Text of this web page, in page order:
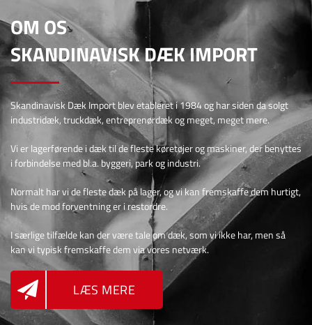
OM OS
SKANDINAVISK DÆK IMPORT
Skandinavisk Dæk Import blev etableret i 1984 og har siden da solgt
industridæk, truckdæk, entreprenørdæk og meget, meget mere.
Vi er lagerførende i dæk til de fleste køretøjer og maskiner, der benyttes
i forbindelse med bl.a. byggeri, park og industri.
Normalt har vi de fleste dæk på lager, og vi kan fremskaffe dem hurtigt,
hvis de mod forventning er i restordre.
I særlige tilfælde kan der være tale om dæk, som vi ikke har, men så
kan vi typisk fremskaffe dem via vores netværk.
LÆS MERE